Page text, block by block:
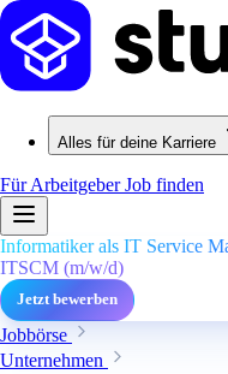
Alles für deine Karriere
Für ArbeitgeberJob finden
Informatiker als IT Service
ITSCM (m/w/d)
Jetzt bewerben
Jobbörse
Unternehmen